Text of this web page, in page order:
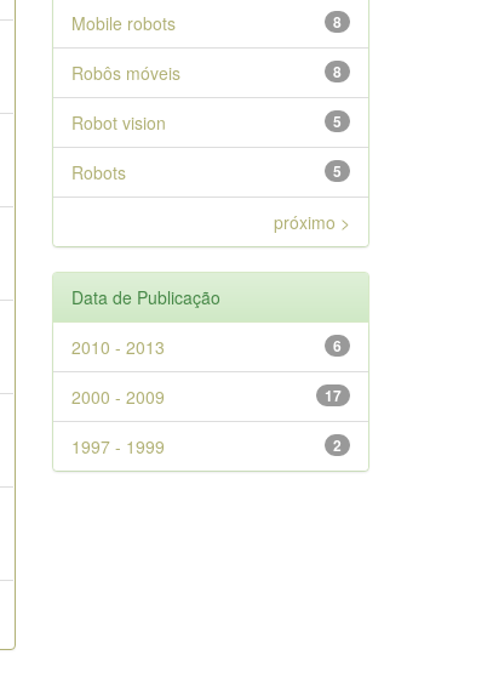
8
Mobile robots
8
Robôs móveis
5
Robot vision
5
Robots
próximo >
Data de Publicação
6
2010 - 2013
17
2000 - 2009
2
1997 - 1999